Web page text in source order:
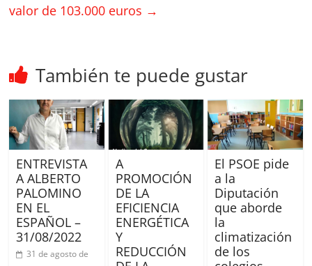
valor de 103.000 euros →
También te puede gustar
ENTREVISTA
A ALBERTO
PALOMINO
EN EL
ESPAÑOL –
31/08/2022
31 de agosto de
A
PROMOCIÓN
DE LA
EFICIENCIA
ENERGÉTICA
Y
REDUCCIÓN
El PSOE pide
a la
Diputación
que aborde
la
climatización
de los